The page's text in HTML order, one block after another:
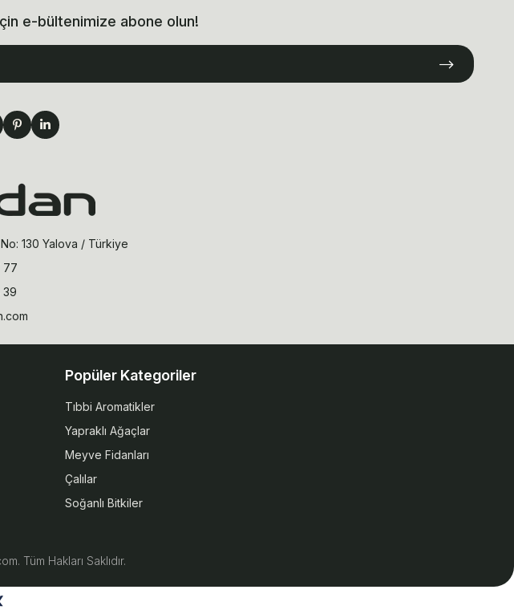
e-bültenimize abone olun!
130 Yalova / Türkiye
77
39
Popüler Kategoriler
Tıbbi Aromatikler
Yapraklı Ağaçlar
Meyve Fidanları
Çalılar
Soğanlı Bitkiler
Tüm Hakları Saklıdır.